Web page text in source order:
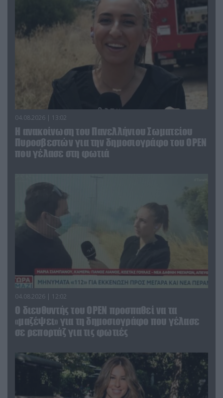
04.08.2026 | 13:02
Η ανακοίνωση του Πανελλήνιου Σωματείου
Πυροσβεστών για την δημοσιογράφο του OPEN
που γέλασε στη φωτιά
04.08.2026 | 12:02
O διευθυντής του OPEN προσπαθεί να τα
«μαζέψει» για τη δημοσιογράφο που γέλασε
σε ρεπορτάζ για τις φωτιές